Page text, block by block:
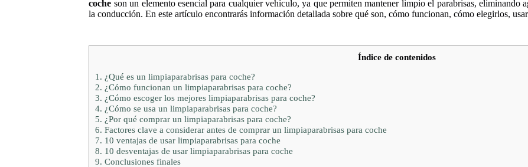
coche son un elemento esencial para cualquier vehículo, ya que permiten mantener limpio el parabrisas, eliminando
la conducción. En este artículo encontrarás información detallada sobre qué son, cómo funcionan, cómo elegirlos,
Índice de contenidos
1. ¿Qué es un limpiaparabrisas para coche?
2. ¿Cómo funcionan un limpiaparabrisas para coche?
3. ¿Cómo escoger los mejores limpiaparabrisas para coche?
4. ¿Cómo se usa un limpiaparabrisas para coche?
5. ¿Por qué comprar un limpiaparabrisas para coche?
6. Factores clave a considerar antes de comprar un limpiaparabrisas para coche
7. 10 ventajas de usar limpiaparabrisas para coche
8. 10 desventajas de usar limpiaparabrisas para coche
9. Conclusiones finales